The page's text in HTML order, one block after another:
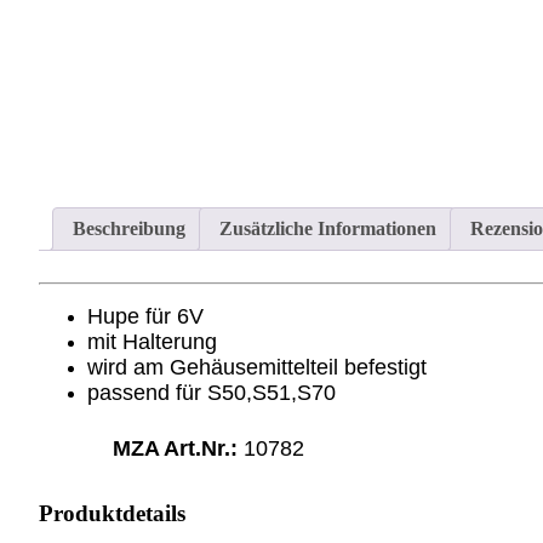
Beschreibung Zusätzliche Informationen
Hupe für 6V
mit Halterung
wird am Gehäusemittelteil befestigt
passend für S50,S51,S70
MZA Art.Nr.: 10782
Produktdetails